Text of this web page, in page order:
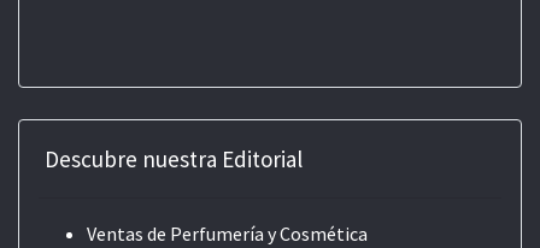
Descubre nuestra Editorial
Ventas de Perfumería y Cosmética